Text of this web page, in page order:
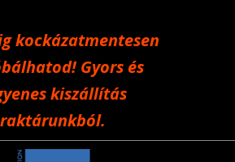
kockázatmentesen
Gyors és
kiszállítás
raktárunkból.